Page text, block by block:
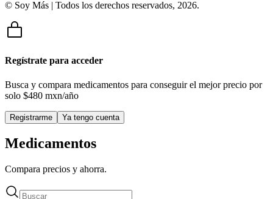
© Soy Más | Todos los derechos reservados, 2026.
Regístrate para acceder
Busca y compara medicamentos para conseguir el mejor precio por
solo $480 mxn/año
Registrarme Ya tengo cuenta
Medicamentos
Compara precios y ahorra.